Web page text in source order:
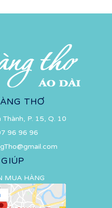
THƠ
P. 15, Q. 10
96 96 96
MUA HÀNG